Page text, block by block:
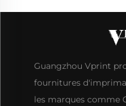
Guangzhou Vprint
fournitures
les marques comme